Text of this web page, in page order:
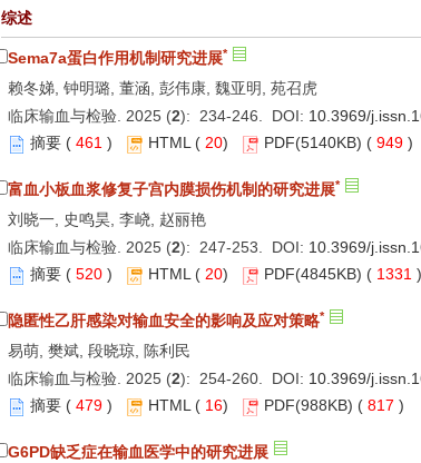
综述
Sema7a蛋白作用机制研究进展*
赖冬娣, 钟明璐, 董涵, 彭伟康, 魏亚明, 苑召虎
临床输血与检验. 2025 (2): 234-246. DOI: 10.3969/
摘要(461 ) HTML(20) PDF(5140KB) (949 )
富血小板血浆修复子宫内膜损伤机制的研究进展*
刘晓一, 史鸣昊, 李峣, 赵丽艳
临床输血与检验. 2025 (2): 247-253. DOI: 10.3969/
摘要(520 ) HTML(20) PDF(4845KB) (1331 )
隐匿性乙肝感染对输血安全的影响及应对策略*
易萌, 樊斌, 段晓琼, 陈利民
临床输血与检验. 2025 (2): 254-260. DOI: 10.3969/
摘要(479 ) HTML(16) PDF(988KB) (817 )
G6PD缺乏症在输血医学中的研究进展